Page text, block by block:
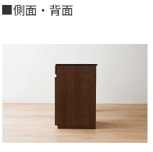
■側面・背面